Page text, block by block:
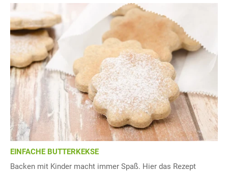
EINFACHE BUTTERKEKSE
Backen mit Kinder macht immer Spaß. Hier das Rezept